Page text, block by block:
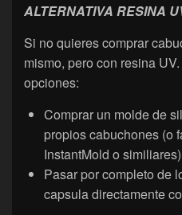
ALTERNATIVA RESINA
Si no quieres comprar
mismo, pero con resina
opciones:
Comprar un molde de
propios cabuchones (o
InstantMold o
Pasar por completo de
capsula directamente